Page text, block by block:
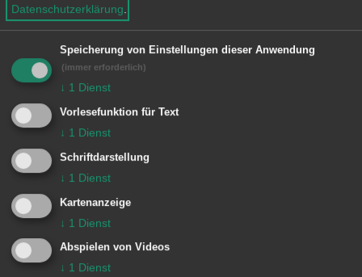
Montag, 8.30 bis 11.45 Uhr
Dienstag, 8.30 bis 11.45 Uhr
Mittwoch, 8.30 bis 11.45 Uhr
Donnerstag, 15 bis 18 Uhr
Freitag, 8.30 bis 12 Uhr
Zuständige Dienststellen
Ortsbehörde
(Rentenangelegenheiten)
Datenschutzerklärung.
Speicherung von Einstellungen dieser Anwendung
(immer erforderlich)
↓ 1 Dienst
Vorlesefunktion für Text
↓ 1 Dienst
Schriftdarstellung
↓ 1 Dienst
Kartenanzeige
↓ 1 Dienst
Abspielen von Videos
↓ 1 Dienst